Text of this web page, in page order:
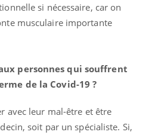
si nécessaire, car on
musculaire importante
personnes qui souffrent
de la Covid-19 ?
avec leur mal-être et être
soit par un spécialiste. Si,